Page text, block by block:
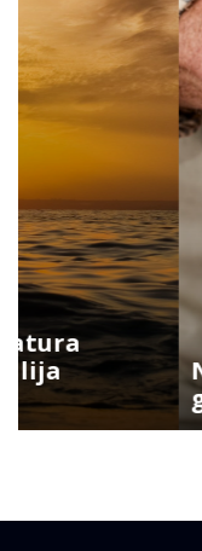
Njemački
godine